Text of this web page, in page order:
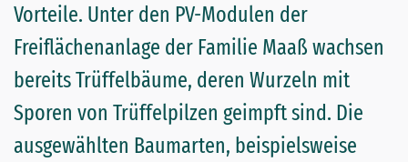
Vorteile. Unter den PV-Modulen der
Freiflächenanlage der Familie Maaß wachsen
bereits Trüffelbäume, deren Wurzeln mit
Sporen von Trüffelpilzen geimpft sind. Die
ausgewählten Baumarten, beispielsweise